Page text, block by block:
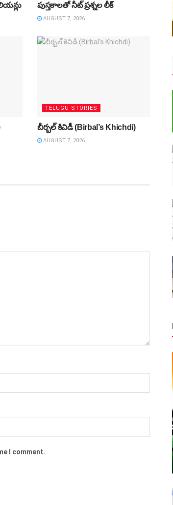
పుస్తకాలతో నీట్‌ ప్రశ్నల లీక్‌
AUGUST 7, 2026
TELUGU STORIES
బీర్బల్ కిచిడీ (Birbal’s Khichdi)
AUGUST 7, 2026
I comment.